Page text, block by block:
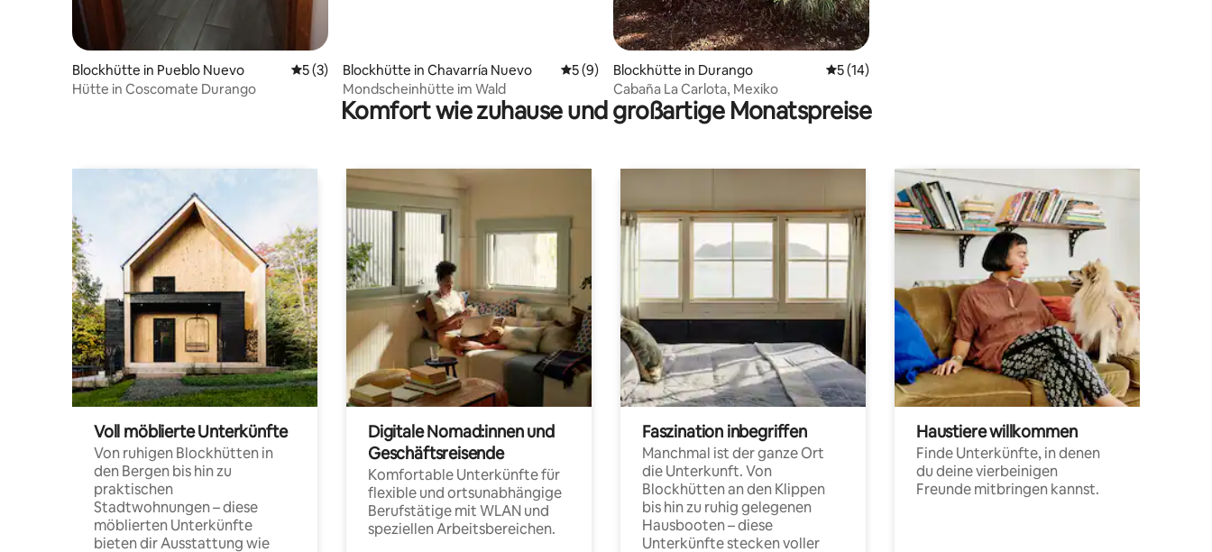
Blockhütte in Pueblo Nuevo Durchschnittliche Bewertung: 5 von 5, 3 Bewertungen
5 (3)
Hütte in Coscomate Durango
Blockhütte in Chavarría Nuevo Durchschnittliche Bewertung: 5 von 5, 9 Bewertungen
5 (9)
Mondscheinhütte im Wald
Blockhütte in Durango Durchschnittliche Bewertung: 5 von 5, 14 Bewertungen
5 (14)
Cabaña La Carlota, Mexiko
Komfort wie zuhause und großartige Monatspreise
Voll möblierte Unterkünfte
Von ruhigen Blockhütten in
den Bergen bis hin zu
praktischen
Stadtwohnungen – diese
möblierten Unterkünfte
bieten dir Ausstattung wie
Digitale Nomad:innen und
Geschäftsreisende
Komfortable Unterkünfte für
flexible und ortsunabhängige
Berufstätige mit WLAN und
speziellen Arbeitsbereichen.
Faszination inbegriffen
Manchmal ist der ganze Ort
die Unterkunft. Von
Blockhütten an den Klippen
bis hin zu ruhig gelegenen
Hausbooten – diese
Unterkünfte stecken voller
Haustiere willkommen
Finde Unterkünfte, in denen
du deine vierbeinigen
Freunde mitbringen kannst.